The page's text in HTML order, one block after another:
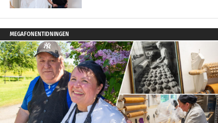
MEGAFONENTIDNINGEN